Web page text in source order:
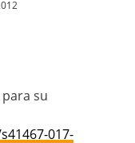
su
017-